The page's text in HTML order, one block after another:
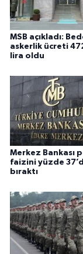
MSB açıkladı:
askerlik ücreti
lira oldu
Merkez Bankası
faizini yüzde
bıraktı